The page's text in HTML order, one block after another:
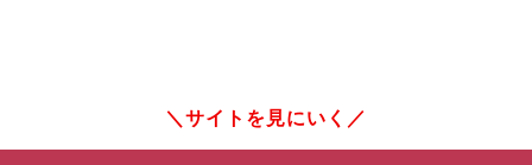
サイトを見にいく